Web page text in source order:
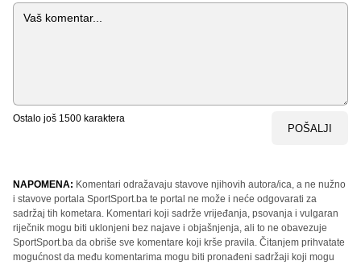
Komentar
Ostalo još 1500 karaktera
POŠALJI
NAPOMENA: Komentari odražavaju stavove njihovih autora/ica, a ne nužno
i stavove portala SportSport.ba te portal ne može i neće odgovarati za
sadržaj tih kometara. Komentari koji sadrže vrijeđanja, psovanja i vulgaran
riječnik mogu biti uklonjeni bez najave i objašnjenja, ali to ne obavezuje
SportSport.ba da obriše sve komentare koji krše pravila. Čitanjem prihvatate
mogućnost da među komentarima mogu biti pronađeni sadržaji koji mogu